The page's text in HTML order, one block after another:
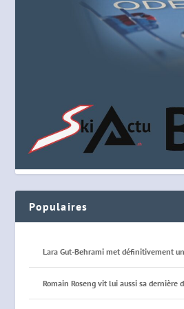
Populaires
Lara Gut-Behrami met définitivement
Romain Roseng vit lui aussi sa dernière